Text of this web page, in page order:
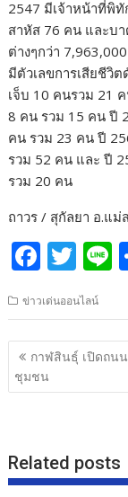
2547 มีเจ้าหน้าที่พิ
สาหัส 76 คน และบา
ต่างๆกว่า
มีตัวเลขการเสียชีวิ
เจ็บ 10 คนรวม 21
8 คน รวม 15 คน ปี
คน รวม 23 คน ปี
รวม 52 คน และ ปี
รวม 20 คน
ถาวร / สุกัลยา อ.แม่
F
e
b
o
o
T
w
itt
er
e
ข่าวเด่นออนไลน์
แนะแนว
เรื่อง
กาฬสินธุ์ เปิดถน
ชุมชน
Related posts